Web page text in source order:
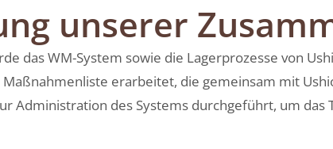
unserer
das WM-System sowie die Lagerprozesse von
erarbeitet, die gemeinsam mit
Administration des Systems durchgeführt, um